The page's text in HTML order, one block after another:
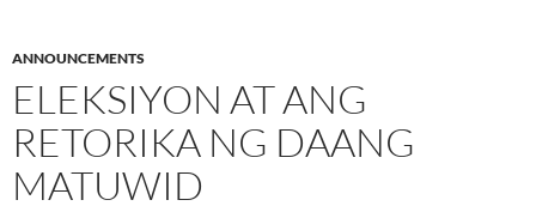
ANNOUNCEMENTS
ELEKSIYON AT ANG
RETORIKA NG DAANG
MATUWID